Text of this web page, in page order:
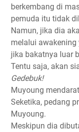
berkembang di
pemuda itu tidak
Namun, jika dia
melalui awakening
jika bakatnya luar
Tentu saja, akan
Gedebuk!
Muyoung
Seketika, pedang
Muyoung.
Meskipun dia